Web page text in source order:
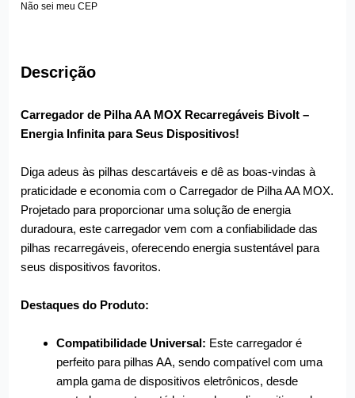
Não sei meu CEP
Descrição
Carregador de Pilha AA MOX Recarregáveis Bivolt –
Energia Infinita para Seus Dispositivos!
Diga adeus às pilhas descartáveis e dê as boas-vindas à
praticidade e economia com o Carregador de Pilha AA MOX.
Projetado para proporcionar uma solução de energia
duradoura, este carregador vem com a confiabilidade das
pilhas recarregáveis, oferecendo energia sustentável para
seus dispositivos favoritos.
Destaques do Produto:
Compatibilidade Universal: Este carregador é
perfeito para pilhas AA, sendo compatível com uma
ampla gama de dispositivos eletrônicos, desde